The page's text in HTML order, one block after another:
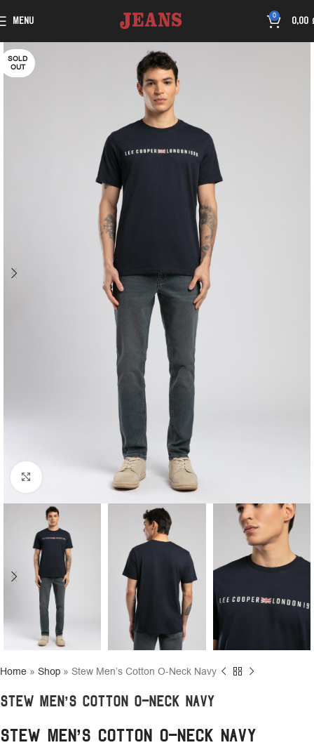
MENU
0
0,00
SOLD
OUT
Home » Shop » Stew Men’s Cotton O-Neck Navy
Stew Men’s Cotton O-Neck Navy
Stew Men’s Cotton O-Neck Navy